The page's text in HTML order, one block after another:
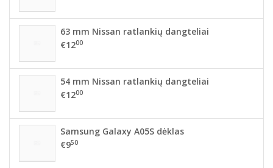
63 mm Nissan ratlankių dangteliai
€1200
54 mm Nissan ratlankių dangteliai
€1200
Samsung Galaxy A05S dėklas
€950